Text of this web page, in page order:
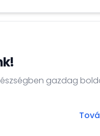
gazdag